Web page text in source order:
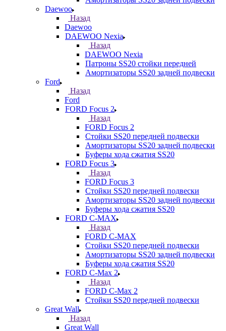
Daewoo
Назад
Daewoo
DAEWOO Nexia
Назад
DAEWOO Nexia
Патроны SS20 стойки передней
Амортизаторы SS20 задней подвески
Ford
Назад
Ford
FORD Focus 2
Назад
FORD Focus 2
Стойки SS20 передней подвески
Амортизаторы SS20 задней подвески
Буферы хода сжатия SS20
FORD Focus 3
Назад
FORD Focus 3
Стойки SS20 передней подвески
Амортизаторы SS20 задней подвески
Буферы хода сжатия SS20
FORD С-MAX
Назад
FORD С-MAX
Стойки SS20 передней подвески
Амортизаторы SS20 задней подвески
Буферы хода сжатия SS20
FORD C-Max 2
Назад
FORD C-Max 2
Стойки SS20 передней подвески
Great Wall
Назад
Great Wall